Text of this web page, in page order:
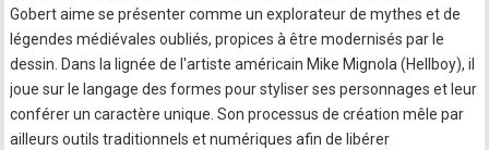
Gobert aime se présenter comme un explorateur de mythes et de
légendes médiévales oubliés, propices à être modernisés par le
dessin. Dans la lignée de l'artiste américain Mike Mignola (Hellboy), il
joue sur le langage des formes pour styliser ses personnages et leur
conférer un caractère unique. Son processus de création mêle par
ailleurs outils traditionnels et numériques afin de libérer